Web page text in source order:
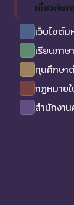
เกี่ยวกับก
เว็บไซต์ม
เรียนภา
ทุนศึกษา
กฏหมาย
สำนักงา